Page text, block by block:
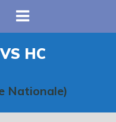
HC
Nationale)